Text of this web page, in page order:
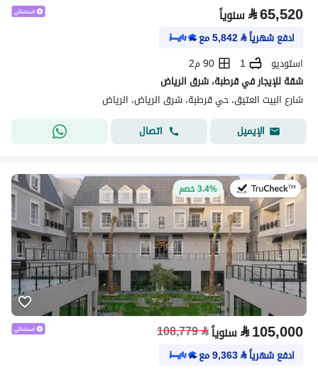
⃁65,520 سنوياً
ادفع شهرياً⃁
5,842مع
استوديو
1
90 م2
شقة للإيجار في قرطبة، شرق الرياض
شارع البيت العتيق، حي قرطبة، شرق الرياض، الرياض
الإيميل
اتصال
في:27 يوليو 20263.4% خصم
⃁105,000 سنوياً⃁
108,779
ادفع شهرياً⃁
9,363مع